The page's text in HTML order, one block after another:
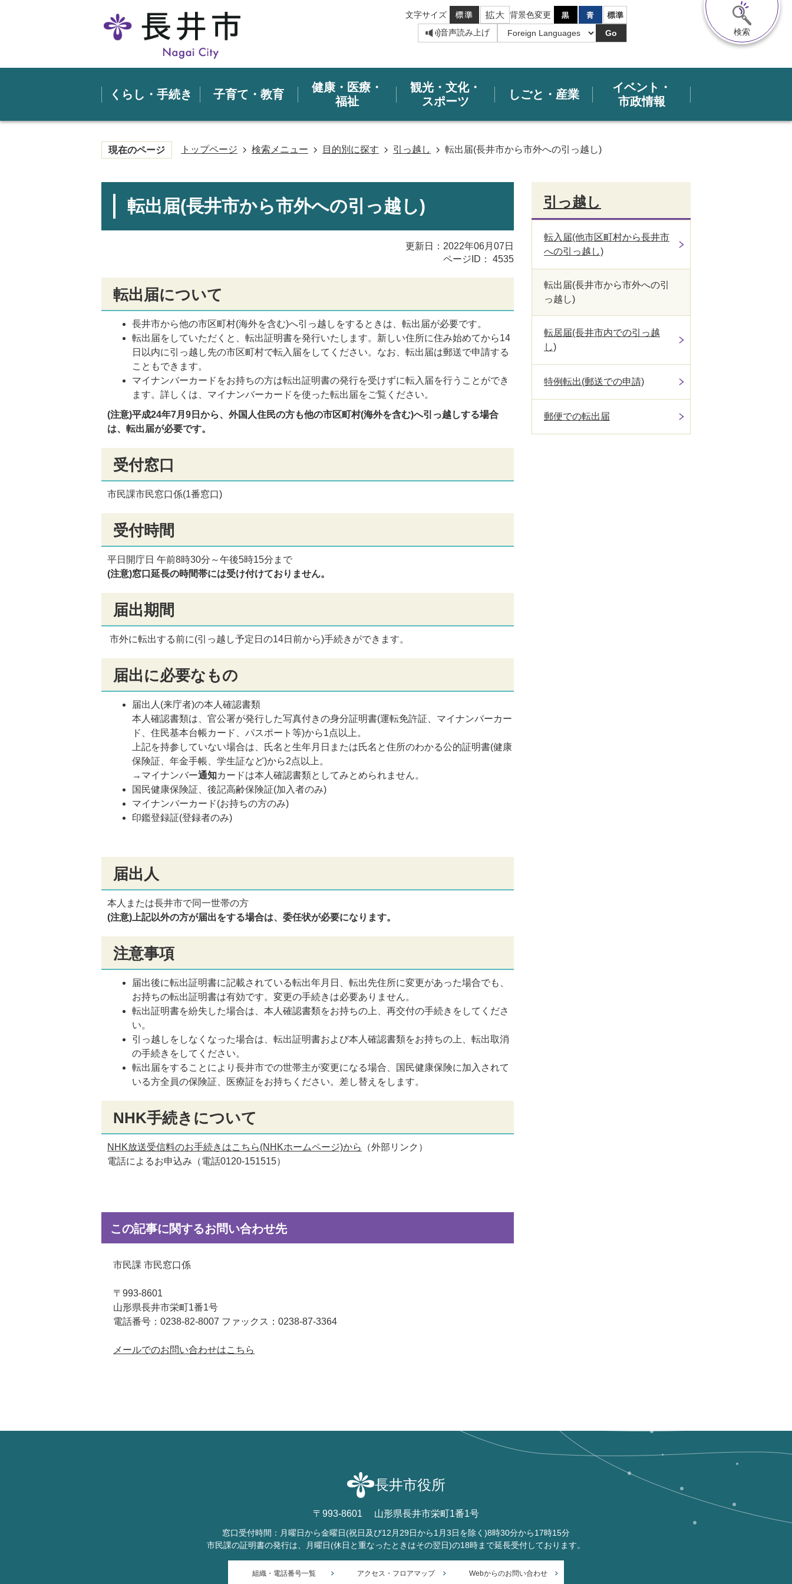
文字サイズ
背景色変更
音声読み上げ
Go 検索
くらし・手続き 子育て・教育
健康・医療・
福祉
観光・文化・
スポーツ
しごと・産業
イベント・
市政情報
現在のページ トップページ 検索メニュー 目的別に探す 引っ越し 転出届(長井市から市外への引っ越し)
転出届(長井市から市外への引っ越し)
更新日：2022年06月07日
ページID：
4535
転出届について
長井市から他の市区町村(海外を含む)へ引っ越しをするときは、転出届が必要です。
転出届をしていただくと、転出証明書を発行いたします。新しい住所に住み始めてから14
日以内に引っ越し先の市区町村で転入届をしてください。なお、転出届は郵送で申請する
こともできます。
マイナンバーカードをお持ちの方は転出証明書の発行を受けずに転入届を行うことができ
ます。詳しくは、マイナンバーカードを使った転出届をご覧ください。
(注意)平成24年7月9日から、外国人住民の方も他の市区町村(海外を含む)へ引っ越しする場合
は、転出届が必要です。
受付窓口
市民課市民窓口係(1番窓口)
受付時間
平日開庁日 午前8時30分～午後5時15分まで
(注意)窓口延長の時間帯には受け付けておりません。
届出期間
市外に転出する前に(引っ越し予定日の14日前から)手続きができます。
届出に必要なもの
届出人(来庁者)の本人確認書類
本人確認書類は、官公署が発行した写真付きの身分証明書(運転免許証、マイナンバーカー
ド、住民基本台帳カード、パスポート等)から1点以上。
上記を持参していない場合は、氏名と生年月日または氏名と住所のわかる公的証明書(健康
保険証、年金手帳、学生証など)から2点以上。
→マイナンバー通知カードは本人確認書類としてみとめられません。
国民健康保険証、後記高齢保険証(加入者のみ)
マイナンバーカード(お持ちの方のみ)
印鑑登録証(登録者のみ)
届出人
本人または長井市で同一世帯の方
(注意)上記以外の方が届出をする場合は、委任状が必要になります。
注意事項
届出後に転出証明書に記載されている転出年月日、転出先住所に変更があった場合でも、
お持ちの転出証明書は有効です。変更の手続きは必要ありません。
転出証明書を紛失した場合は、本人確認書類をお持ちの上、再交付の手続きをしてくださ
い。
引っ越しをしなくなった場合は、転出証明書および本人確認書類をお持ちの上、転出取消
の手続きをしてください。
転出届をすることにより長井市での世帯主が変更になる場合、国民健康保険に加入されて
いる方全員の保険証、医療証をお持ちください。差し替えをします。
NHK手続きについて
NHK放送受信料のお手続きはこちら(NHKホームページ)から
（外部リンク）
電話によるお申込み（電話0120-151515）
この記事に関するお問い合わせ先
市民課 市民窓口係
〒993-8601
山形県長井市栄町1番1号
電話番号：0238-82-8007 ファックス：0238-87-3364
メールでのお問い合わせはこちら
引っ越し
転入届(他市区町村から長井市
への引っ越し)
転出届(長井市から市外への引
っ越し)
転居届(長井市内での引っ越
し)
特例転出(郵送での申請)
郵便での転出届
長井市役所
〒993-8601 山形県長井市栄町1番1号
窓口受付時間：月曜日から金曜日(祝日及び12月29日から1月3日を除く)8時30分から17時15分
市民課の証明書の発行は、月曜日(休日と重なったときはその翌日)の18時まで延長受付しております。
組織・電話番号一覧 アクセス・フロアマップ Webからのお問い合わせ